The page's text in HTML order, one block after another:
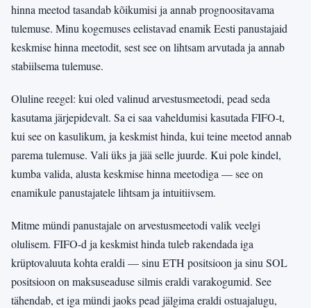
hinna meetod tasandab kõikumisi ja annab prognoositavama
tulemuse. Minu kogemuses eelistavad enamik Eesti panustajaid
keskmise hinna meetodit, sest see on lihtsam arvutada ja annab
stabiilsema tulemuse.
Oluline reegel: kui oled valinud arvestusmeetodi, pead seda
kasutama järjepidevalt. Sa ei saa vaheldumisi kasutada FIFO-t,
kui see on kasulikum, ja keskmist hinda, kui teine meetod annab
parema tulemuse. Vali üks ja jää selle juurde. Kui pole kindel,
kumba valida, alusta keskmise hinna meetodiga — see on
enamikule panustajatele lihtsam ja intuitiivsem.
Mitme mündi panustajale on arvestusmeetodi valik veelgi
olulisem. FIFO-d ja keskmist hinda tuleb rakendada iga
krüptovaluuta kohta eraldi — sinu ETH positsioon ja sinu SOL
positsioon on maksuseaduse silmis eraldi varakogumid. See
tähendab, et iga mündi jaoks pead jälgima eraldi ostuajalugu,